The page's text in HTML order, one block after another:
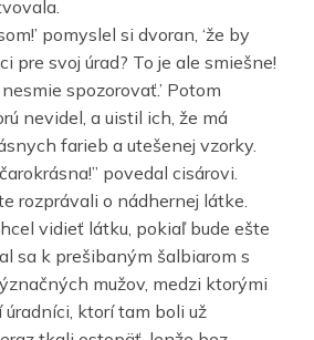
pomyslel si dvoran, ‘že by
pre svoj úrad? To je ale smiešne!
spozorovať.’ Potom
nevidel, a uistil ich, že má
farieb a utešenej vzorky.
povedal cisárovi.
rozprávali o nádhernej látke.
vidieť látku, pokiaľ bude ešte
sa k prešibaným šalbiarom s
mužov, medzi ktorými
ktorí tam boli už